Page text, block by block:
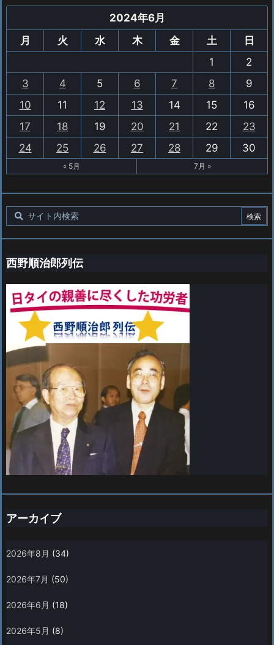
2024年6月
月
火 水 木 金 土
日
1
2
3
4 5 6 7 8
9
10
11 12 13 14 15
16
17
18 19 20 21 22
23
24
25 26 27 28 29 30
« 5月 7月 »
西野順治郎列伝
アーカイブ
2026年8月 (34)
2026年7月 (50)
2026年6月 (18)
2026年5月 (8)